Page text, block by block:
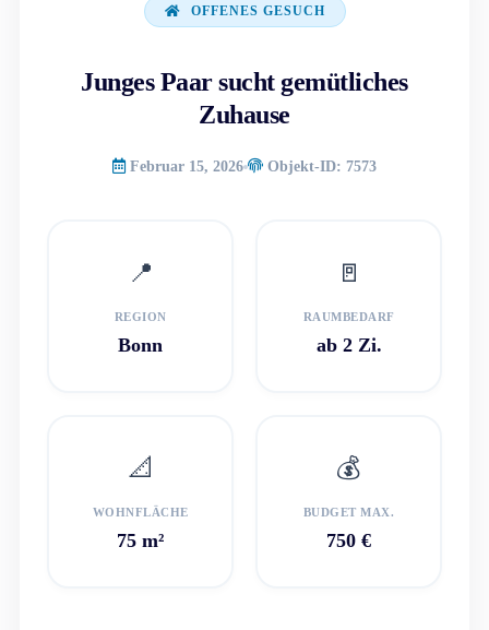
OFFENES GESUCH
Junges Paar sucht gemütliches
Zuhause
Februar 15, 2026 Objekt-ID: 7573
📍
REGION
Bonn
🚪
RAUMBEDARF
ab 2 Zi.
📐
WOHNFLÄCHE
75 m²
💰
BUDGET MAX.
750 €